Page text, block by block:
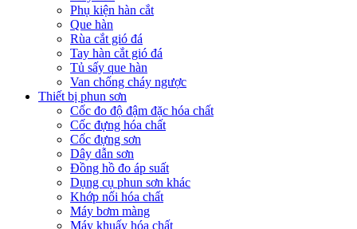
Phụ kiện hàn cắt
Que hàn
Rùa cắt gió đá
Tay hàn cắt gió đá
Tủ sấy que hàn
Van chống cháy ngược
Thiết bị phun sơn
Cốc đo độ đậm đặc hóa chất
Cốc đựng hóa chất
Cốc đựng sơn
Dây dẫn sơn
Đồng hồ đo áp suất
Dụng cụ phun sơn khác
Khớp nối hóa chất
Máy bơm màng
Máy khuấy hóa chất